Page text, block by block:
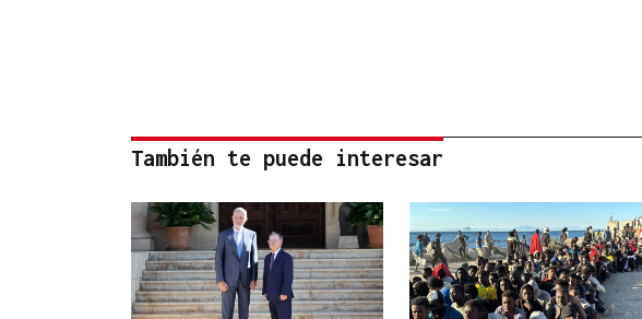
También te puede interesar